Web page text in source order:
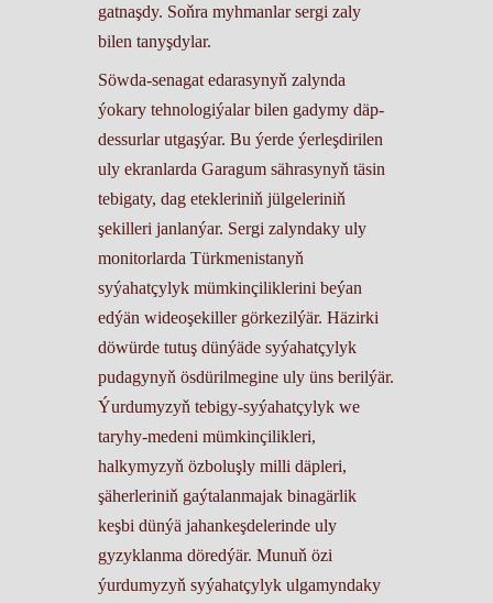
gatnaşdy. Soňra myhmanlar sergi zaly
bilen tanyşdylar.
Söwda-senagat edarasynyň zalynda
ýokary tehnologiýalar bilen gadymy däp-
dessurlar utgaşýar. Bu ýerde ýerleşdirilen
uly ekranlarda Garagum sährasynyň täsin
tebigaty, dag etekleriniň jülgeleriniň
şekilleri janlanýar. Sergi zalyndaky uly
monitorlarda Türkmenistanyň
syýahatçylyk mümkinçiliklerini beýan
edýän wideoşekiller görkezilýär. Häzirki
döwürde tutuş dünýäde syýahatçylyk
pudagynyň ösdürilmegine uly üns berilýär.
Ýurdumyzyň tebigy-syýahatçylyk we
taryhy-medeni mümkinçilikleri,
halkymyzyň özboluşly milli däpleri,
şäherleriniň gaýtalanmajak binagärlik
keşbi dünýä jahankeşdelerinde uly
gyzyklanma döredýär. Munuň özi
ýurdumyzyň syýahatçylyk ulgamyndaky